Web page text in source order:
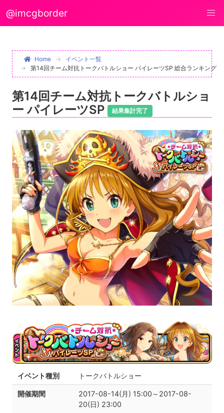
@imcgborder
Home
イベント一覧
第14回チーム対抗トークバトルショー パイレーツSP 総合ランキング
第14回チーム対抗トークバトルショ
ー パイレーツSP
結果集計完了
イベント種別 トークバトルショー
開催期間
2017-08-14(月) 15:00～2017-08-
20(日) 23:00